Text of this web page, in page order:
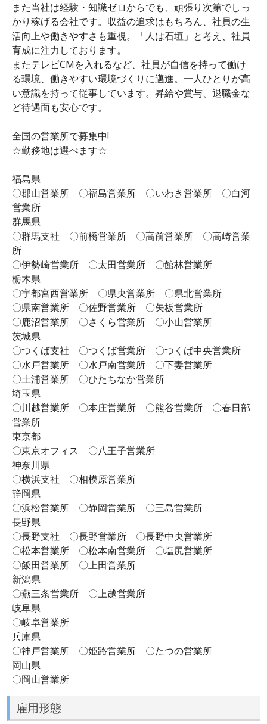
また当社は経験・知識ゼロからでも、頑張り次第でしっ
かり稼げる会社です。収益の追求はもちろん、社員の生
活向上や働きやすさも重視。「人は石垣」と考え、社員
育成に注力しております。
またテレビCMを入れるなど、社員が自信を持って働け
る環境、働きやすい環境づくりに邁進。一人ひとりが高
い意識を持って従事しています。昇給や賞与、退職金な
ど待遇面も安心です。
全国の営業所で募集中!
☆勤務地は選べます☆
福島県
〇郡山営業所 〇福島営業所 〇いわき営業所 〇白河
営業所
群馬県
〇群馬支社 〇前橋営業所 〇高前営業所 〇高崎営業
所
〇伊勢崎営業所 〇太田営業所 〇館林営業所
栃木県
〇宇都宮西営業所 〇県央営業所 〇県北営業所
〇県南営業所 〇佐野営業所 〇矢板営業所
〇鹿沼営業所 〇さくら営業所 〇小山営業所
茨城県
〇つくば支社 〇つくば営業所 〇つくば中央営業所
〇水戸営業所 〇水戸南営業所 〇下妻営業所
〇土浦営業所 〇ひたちなか営業所
埼玉県
〇川越営業所 〇本庄営業所 〇熊谷営業所 〇春日部
営業所
東京都
〇東京オフィス 〇八王子営業所
神奈川県
〇横浜支社 〇相模原営業所
静岡県
〇浜松営業所 〇静岡営業所 〇三島営業所
長野県
〇長野支社 〇長野営業所 〇長野中央営業所
〇松本営業所 〇松本南営業所 〇塩尻営業所
〇飯田営業所 〇上田営業所
新潟県
〇燕三条営業所 〇上越営業所
岐阜県
〇岐阜営業所
兵庫県
〇神戸営業所 〇姫路営業所 〇たつの営業所
岡山県
〇岡山営業所
雇用形態